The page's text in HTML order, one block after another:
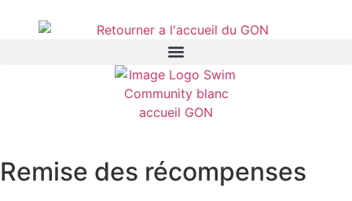
Remise des récompenses